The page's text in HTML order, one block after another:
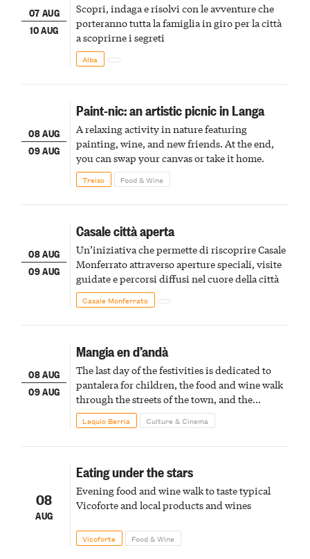
07 AUG
10 AUG
Scopri, indaga e risolvi con le avventure che
porteranno tutta la famiglia in giro per la città
a scoprirne i segreti
Alba
08 AUG
09 AUG
Paint-nic: an artistic picnic in Langa
A relaxing activity in nature featuring
painting, wine, and new friends. At the end,
you can swap your canvas or take it home.
Treiso Food & Wine
08 AUG
09 AUG
Casale città aperta
Un’iniziativa che permette di riscoprire Casale
Monferrato attraverso aperture speciali, visite
guidate e percorsi diffusi nel cuore della città
Casale Monferrato
08 AUG
09 AUG
Mangia en d’andà
The last day of the festivities is dedicated to
pantalera for children, the food and wine walk
through the streets of the town, and the
fireworks finale
Lequio Berria Culture & Cinema
08
AUG
Eating under the stars
Evening food and wine walk to taste typical
Vicoforte and local products and wines
Vicoforte Food & Wine